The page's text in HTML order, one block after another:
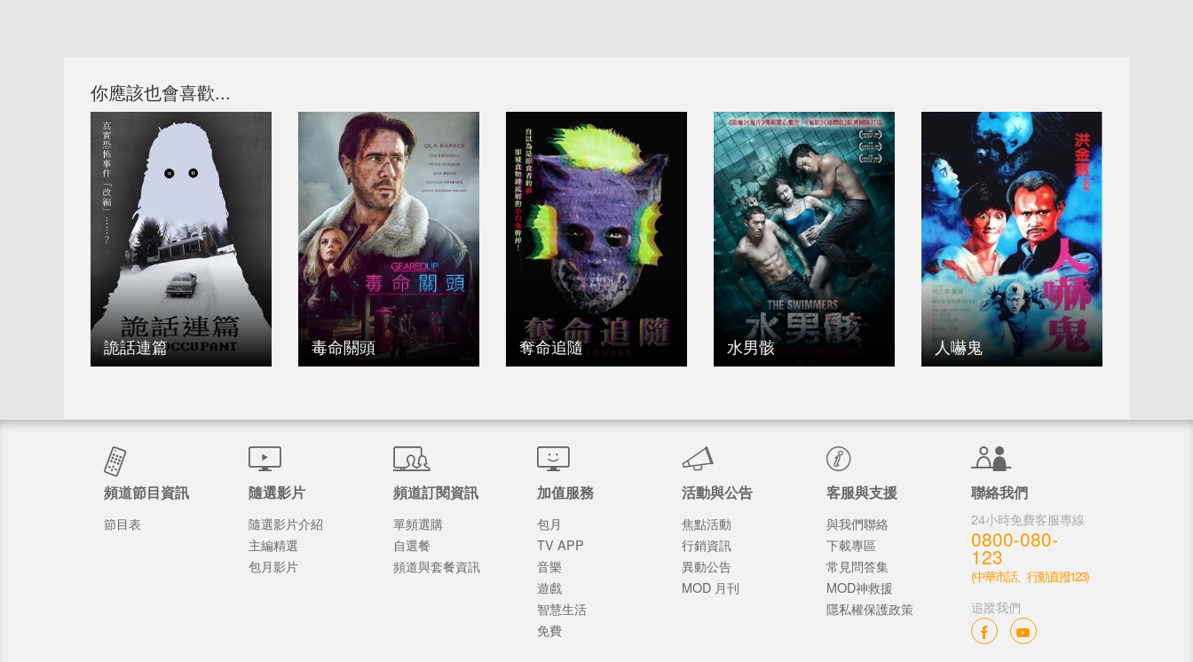
你應該也會喜歡...
詭話連篇 毒命關頭 奪命追隨 水男骸 人嚇鬼
頻道節目資訊
節目表
隨選影片
隨選影片介紹
主編精選
包月影片
頻道訂閱資訊
單頻選購
自選餐
頻道與套餐資訊
加值服務
包月
TV APP
音樂
遊戲
智慧生活
免費
活動與公告
焦點活動
行銷資訊
異動公告
MOD 月刊
客服與支援
與我們聯絡
下載專區
常見問答集
MOD神救援
隱私權保護政策
聯絡我們
24小時免費客服專線
0800-080-
123
(中華市話、行動直撥123)
追蹤我們